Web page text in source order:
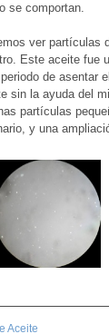
se comportan.
ver partículas
Este aceite fue
de asentar
sin la ayuda del
partículas
y una
Aceite